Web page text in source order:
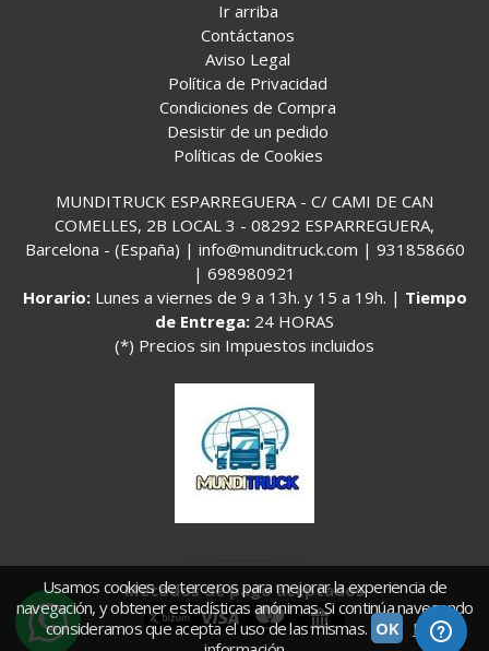
Ir arriba
Contáctanos
Aviso Legal
Política de Privacidad
Condiciones de Compra
Desistir de un pedido
Políticas de Cookies
MUNDITRUCK ESPARREGUERA - C/ CAMI DE CAN
COMELLES, 2B LOCAL 3 - 08292 ESPARREGUERA,
Barcelona - (España) | info@munditruck.com | 931858660
| 698980921
Horario: Lunes a viernes de 9 a 13h. y 15 a 19h. | Tiempo
de Entrega: 24 HORAS
(*) Precios sin Impuestos incluidos
Métodos de pago aceptados
Usamos cookies de terceros para mejorar la experiencia de
navegación, y obtener estadísticas anónimas. Si continúa navegando
consideramos que acepta el uso de las mismas. OK
Más